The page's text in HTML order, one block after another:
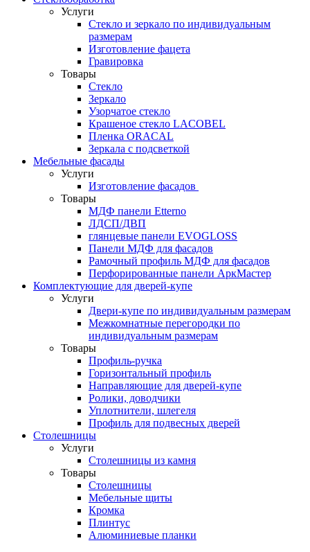
Услуги
Стекло и зеркало по индивидуальным
размерам
Изготовление фацета
Гравировка
Товары
Стекло
Зеркало
Узорчатое стекло
Крашеное стекло LACOBEL
Пленка ORACAL
Зеркала с подсветкой
Мебельные фасады
Услуги
Изготовление фасадов
Товары
МДФ панели Etterno
ЛДСП/ДВП
глянцевые панели EVOGLOSS
Панели МДФ для фасадов
Рамочный профиль МДФ для фасадов
Перфорированные панели АркМастер
Комплектующие для дверей-купе
Услуги
Двери-купе по индивидуальным размерам
Межкомнатные перегородки по
индивидуальным размерам
Товары
Профиль-ручка
Горизонтальный профиль
Направляющие для дверей-купе
Ролики, доводчики
Уплотнители, шлегеля
Профиль для подвесных дверей
Столешницы
Услуги
Столешницы из камня
Товары
Столешницы
Мебельные щиты
Кромка
Плинтус
Алюминиевые планки